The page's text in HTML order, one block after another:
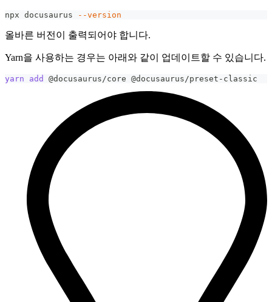
npx docusaurus --version
올바른 버전이 출력되어야 합니다.
Yarn을 사용하는 경우는 아래와 같이 업데이트할 수 있습니다.
yarn add @docusaurus/core @docusaurus/preset-classic